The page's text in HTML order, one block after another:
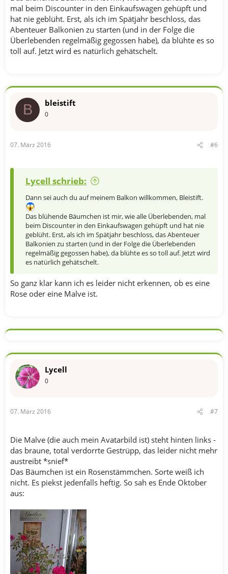
mal beim Discounter in den Einkaufswagen gehüpft und
hat nie geblüht. Erst, als ich im Spätjahr beschloss, das
Abenteuer Balkonien zu starten (und in der Folge die
Überlebenden regelmäßig gegossen habe), da blühte es so
toll auf. Jetzt wird es natürlich gehätschelt.
B bleistift
0
07. März 2016 #6
Lycell schrieb:
Dann sei auch du auf meinem Balkon willkommen, Bleistift.
Das blühende Bäumchen ist mir, wie alle Überlebenden, mal
beim Discounter in den Einkaufswagen gehüpft und hat nie
geblüht. Erst, als ich im Spätjahr beschloss, das Abenteuer
Balkonien zu starten (und in der Folge die Überlebenden
regelmäßig gegossen habe), da blühte es so toll auf. Jetzt wird
es natürlich gehätschelt.
So ganz klar kann ich es leider nicht erkennen, ob es eine
Rose oder eine Malve ist.
Lycell
0
07. März 2016 #7
Die Malve (die auch mein Avatarbild ist) steht hinten links -
das braune, total verdorrte Gestrüpp, das leider nicht mehr
austreibt *snief*
Das Bäumchen ist ein Rosenstämmchen. Sorte weiß ich
nicht. Es piekst jedenfalls heftig. So sah es Ende Oktober
aus: